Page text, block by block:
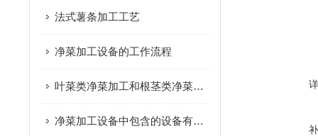
法式薯条加工工艺
净菜加工设备的工作流程
叶菜类净菜加工和根茎类净菜加工这个两种模式的区别是什么？
净菜加工设备中包含的设备有哪些